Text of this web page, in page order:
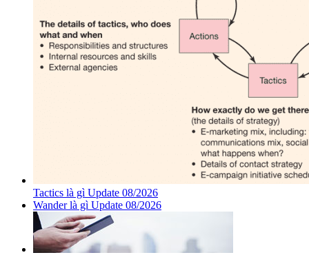
Tactics là gì Update 08/2026
Wander là gì Update 08/2026